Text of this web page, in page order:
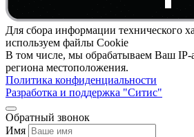
Для сбора информации технического
используем файлы Cookie
В том числе, мы обрабатываем Ваш IP-
региона местоположения.
Политика конфиденциальности
Разработка и поддержка "Ситис"
Обратный звонок
Имя